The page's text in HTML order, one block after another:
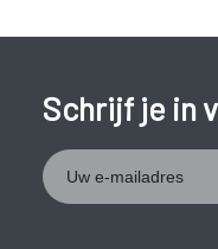
chirurgische ingreep
Schrijf je in